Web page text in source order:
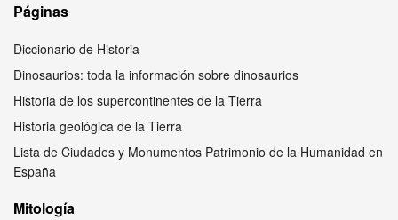
Páginas
Diccionario de Historia
Dinosaurios: toda la información sobre dinosaurios
Historia de los supercontinentes de la Tierra
Historia geológica de la Tierra
Lista de Ciudades y Monumentos Patrimonio de la Humanidad en
España
Mitología